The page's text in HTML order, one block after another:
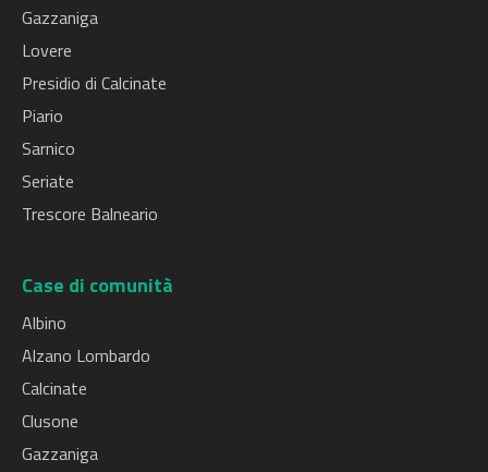
Gazzaniga
Lovere
Presidio di Calcinate
Piario
Sarnico
Seriate
Trescore Balneario
Case di comunità
Albino
Alzano Lombardo
Calcinate
Clusone
Gazzaniga